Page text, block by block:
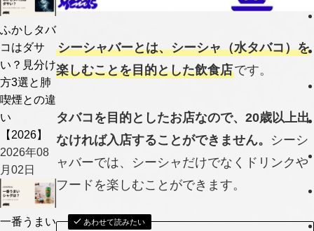
ふかしタバ
コはダサ
い？見分け
方3選と肺
喫煙との違
い
【2026】
2026年08
月02日
一番うまい
シーシャバーとは、シーシャ（水タバコ）を
楽しむことを目的とした飲食店です。
タバコを目的としたお店なので、20歳以上出
なければ入店することができません。 シーシ
ャバーでは、シーシャだけでなくドリンクや
フードを楽しむことができます。
あわせて読みたい